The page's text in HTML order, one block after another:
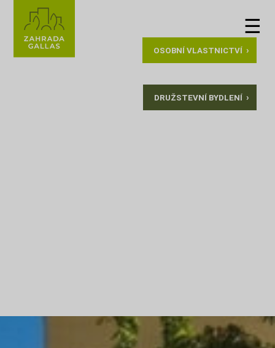
☰
OSOBNÍ VLASTNICTVÍ
›
DRUŽSTEVNÍ BYDLENÍ